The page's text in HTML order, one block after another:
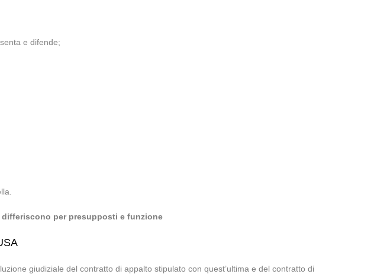
e difende;
per presupposti e funzione
giudiziale del contratto di appalto stipulato con quest’ultima e del contratto di